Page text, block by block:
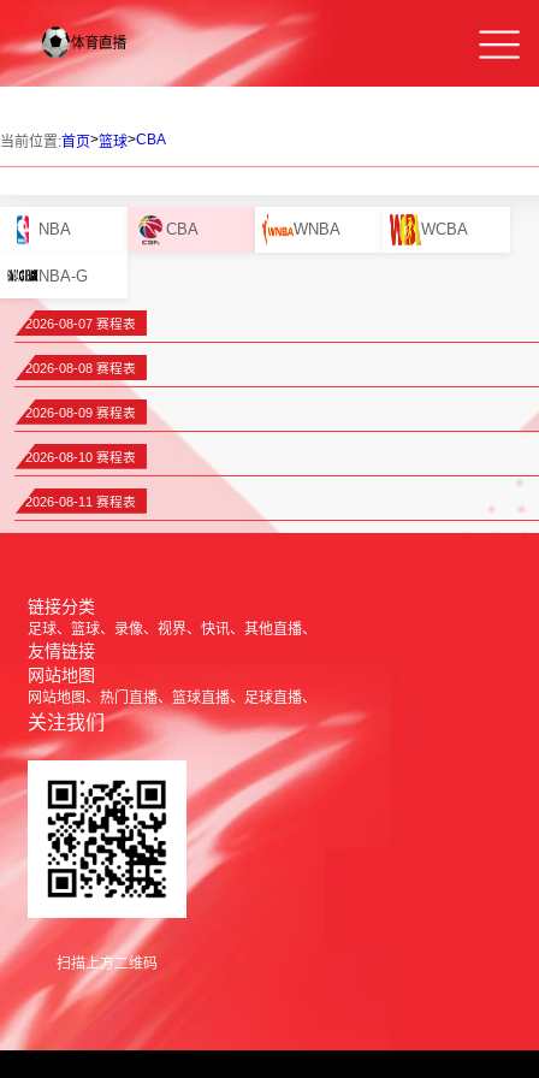
当前位置:首页>篮球>CBA
NBA CBA WNBA WCBA
NBA-G
2026-08-07 赛程表
2026-08-08 赛程表
2026-08-09 赛程表
2026-08-10 赛程表
2026-08-11 赛程表
链接分类
足球 篮球 录像 视界 快讯 其他直播
友情链接
网站地图
网站地图 热门直播 篮球直播 足球直播
关注我们
扫描上方二维码